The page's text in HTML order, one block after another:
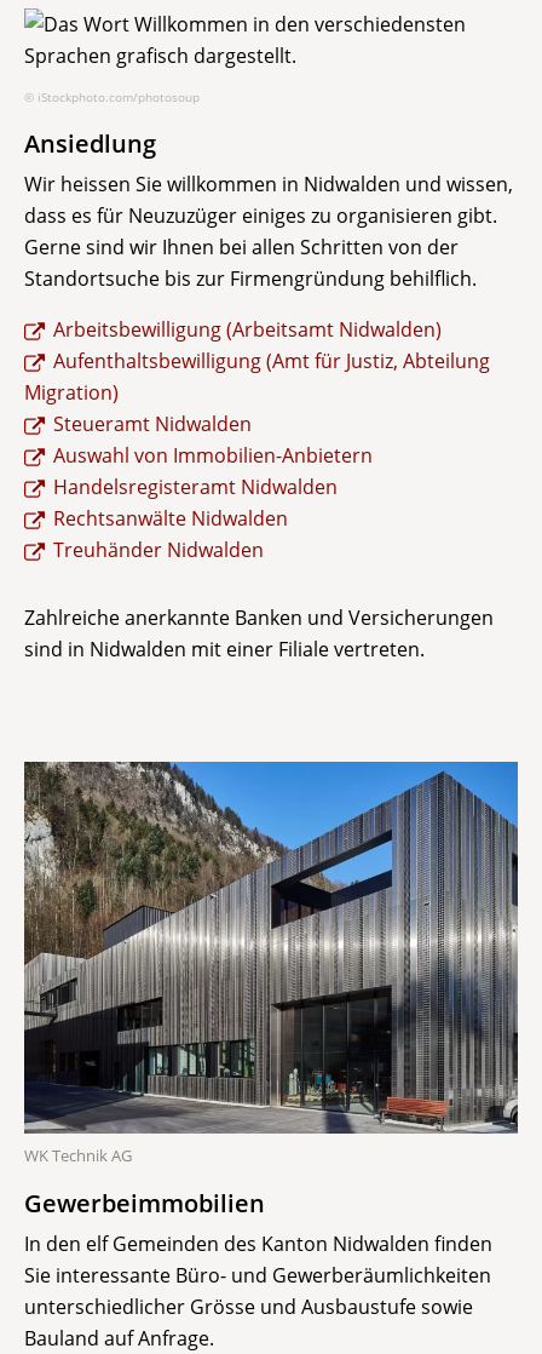
© iStockphoto.com/photosoup
Ansiedlung
Wir heissen Sie willkommen in Nidwalden und wissen,
dass es für Neuzuzüger einiges zu organisieren gibt.
Gerne sind wir Ihnen bei allen Schritten von der
Standortsuche bis zur Firmengründung behilflich.
Arbeitsbewilligung (Arbeitsamt Nidwalden)
Aufenthaltsbewilligung (Amt für Justiz, Abteilung
Migration)
Steueramt Nidwalden
Auswahl von Immobilien-Anbietern
Handelsregisteramt Nidwalden
Rechtsanwälte Nidwalden
Treuhänder Nidwalden
Zahlreiche anerkannte Banken und Versicherungen
sind in Nidwalden mit einer Filiale vertreten.
WK Technik AG
Gewerbeimmobilien
In den elf Gemeinden des Kanton Nidwalden finden
Sie interessante Büro- und Gewerberäumlichkeiten
unterschiedlicher Grösse und Ausbaustufe sowie
Bauland auf Anfrage.